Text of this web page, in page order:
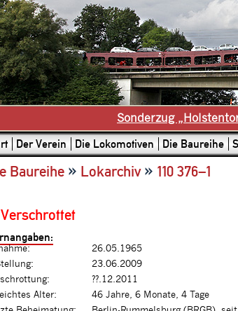
Sonderzug
Der Verein Die Lokomotiven Die Baureihe
Baureihe » Lokarchiv» 110 376–1
Verschrottet
26.05.1965
23.06.2009
??.12.2011
Alter:
46 Jahre, 6 Monate, 4 Tage